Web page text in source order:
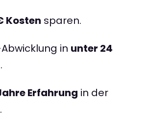
Kosten sparen.
in unter 24
.
Erfahrung in der